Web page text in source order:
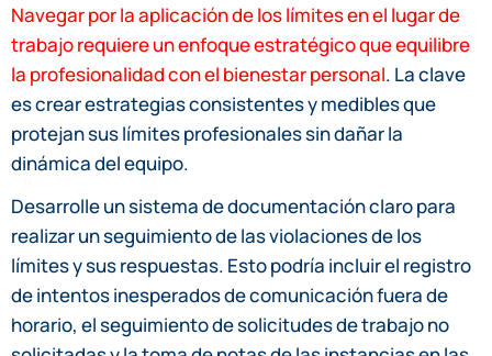
Navegar por la aplicación de los límites en el lugar de
trabajo requiere un enfoque estratégico que equilibre
la profesionalidad con el bienestar personal. La clave
es crear estrategias consistentes y medibles que
protejan sus límites profesionales sin dañar la
dinámica del equipo.
Desarrolle un sistema de documentación claro para
realizar un seguimiento de las violaciones de los
límites y sus respuestas. Esto podría incluir el registro
de intentos inesperados de comunicación fuera de
horario, el seguimiento de solicitudes de trabajo no